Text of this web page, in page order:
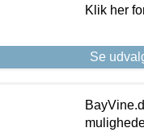
Klik her
Se